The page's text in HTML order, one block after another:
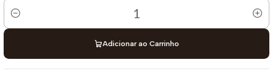
Quantidade
Adicionar ao Carrinho